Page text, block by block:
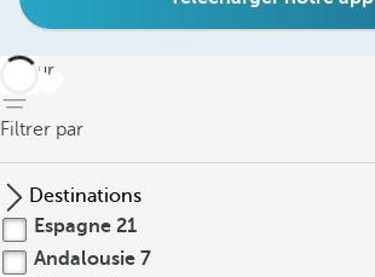
retour
Filtrer par
Destinations
Espagne 21
Andalousie 7